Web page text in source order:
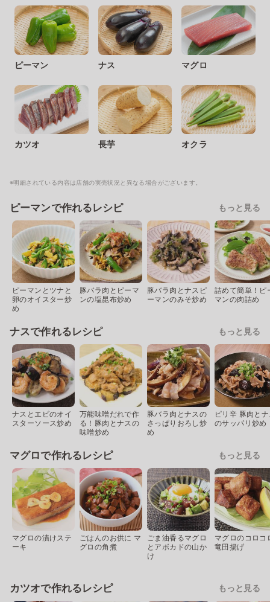
ピーマン ナス マグロ
カツオ 長芋 オクラ
※明細されている内容は店舗の実売状況と異なる場合がございます。
ピーマンで作れるレシピ もっと見る
ピーマンとツナと
卵のオイスター炒
め
豚バラ肉とピーマ
ンの塩昆布炒め
豚バラ肉とナスピ
ーマンのみそ炒め
詰めて簡単！ピ
マンの肉詰め
ナスで作れるレシピ もっと見る
ナスとエビのオイ
スターソース炒め
万能味噌だれで作
る！豚肉とナスの
味噌炒め
豚バラ肉とナスの
さっぱりおろし炒
め
ピリ辛 豚肉と
のサッパリ炒め
マグロで作れるレシピ もっと見る
マグロの漬けステ
ーキ
ごはんのお供に マ
グロの角煮
ごま油香るマグロ
とアボカドの山か
け
マグロのコロコ
竜田揚げ
カツオで作れるレシピ もっと見る